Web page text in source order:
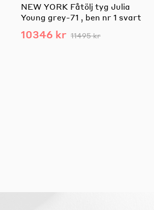
NEW YORK Fåtölj tyg Julia
Young grey-71 , ben nr 1 svart
10346 kr 11495 kr